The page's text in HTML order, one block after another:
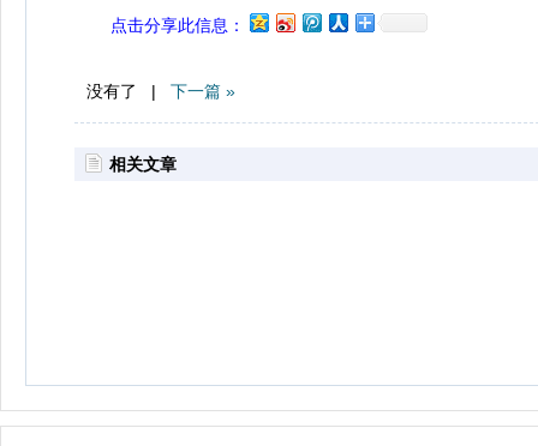
点击分享此信息：
没有了 | 下一篇 »
相关文章